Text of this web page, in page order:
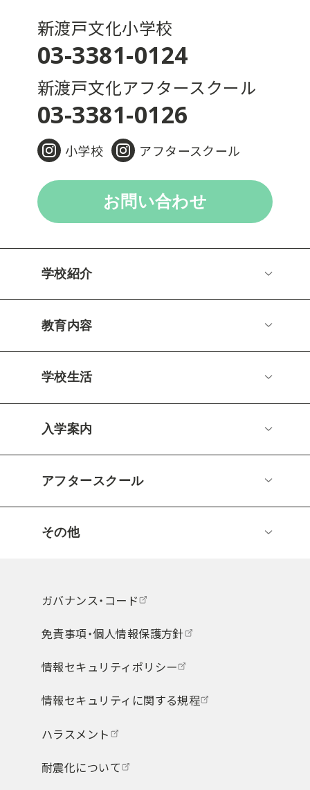
新渡戸文化小学校
03-3381-0124
新渡戸文化アフタースクール
03-3381-0126
小学校 アフタースクール
お問い合わせ
学校紹介
教育内容
学校生活
入学案内
アフタースクール
その他
ガバナンス・コード
免責事項・個人情報保護方針
情報セキュリティポリシー
情報セキュリティに関する規程
ハラスメント
耐震化について